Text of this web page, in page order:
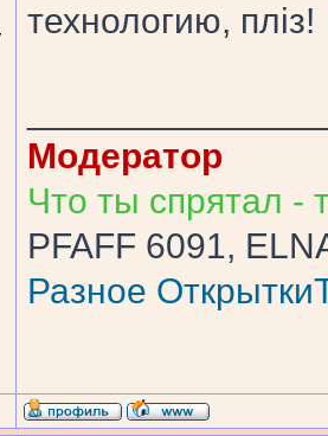
технологию, пліз!
Модератор
Что ты спрятал -
PFAFF 6091,
Разное Открытки